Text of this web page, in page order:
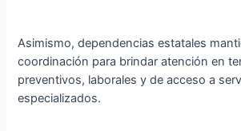
Asimismo, dependencias estatales
coordinación para brindar atención en
preventivos, laborales y de acceso a
especializados.